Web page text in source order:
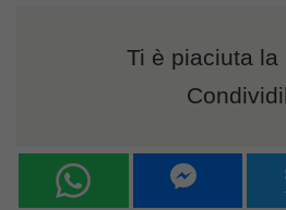
Ti è piaciuta la